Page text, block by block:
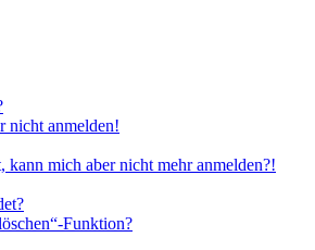
nicht anmelden!
mich aber nicht mehr anmelden?!
Funktion?